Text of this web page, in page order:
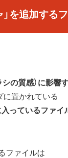
」を追加する
の質感）に影響
に置かれている
入っているファイ
ファイルは